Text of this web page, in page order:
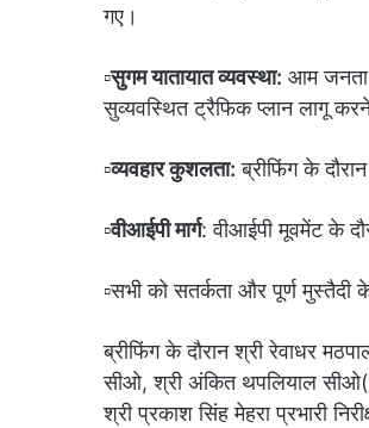
गए।
▫️सुगम यातायात व्यवस्था: आम जनता
सुव्यवस्थित ट्रैफिक प्लान लागू करने
▫️व्यवहार कुशलता: ब्रीफिंग के
▫️वीआईपी मार्ग: वीआईपी मूवमेंट के
▫️सभी को सतर्कता और पूर्ण मुस्तैदी
ब्रीफिंग के दौरान श्री रेवाधर
सीओ, श्री अंकित थपलियाल
श्री प्रकाश सिंह मेहरा प्रभारी